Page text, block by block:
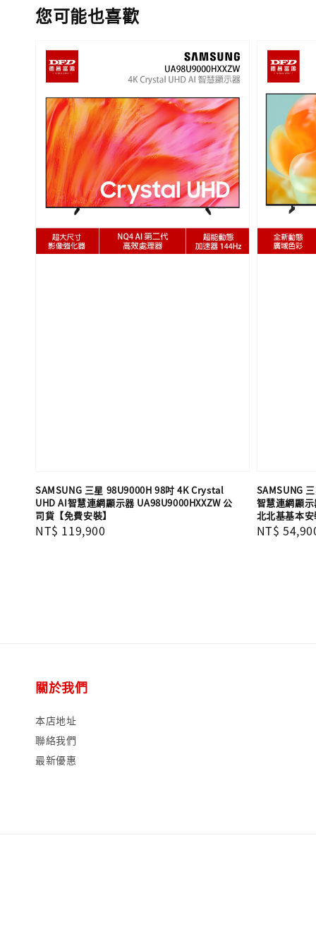
您可能也喜歡
SAMSUNG 三星 98U9000H 98吋 4K Crystal
UHD AI智慧連網顯示器 UA98U9000HXXZW 公
司貨【免費安裝】
Regular
NT$ 119,900
SAMSUNG
智慧連網顯
北北基基本
Regular
NT$
關於我們
本店地址
聯絡我們
最新優惠